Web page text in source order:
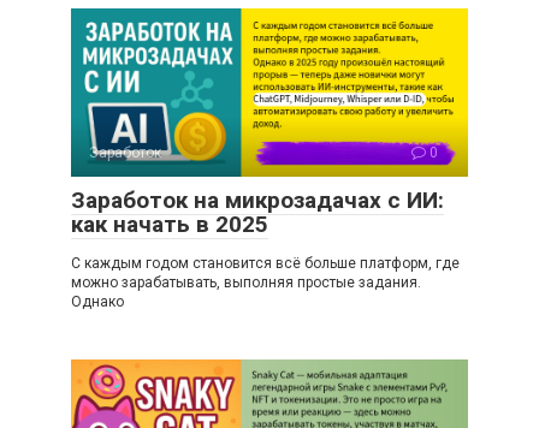
Заработок 0
Заработок на микрозадачах с ИИ:
как начать в 2025
С каждым годом становится всё больше платформ, где
можно зарабатывать, выполняя простые задания.
Однако